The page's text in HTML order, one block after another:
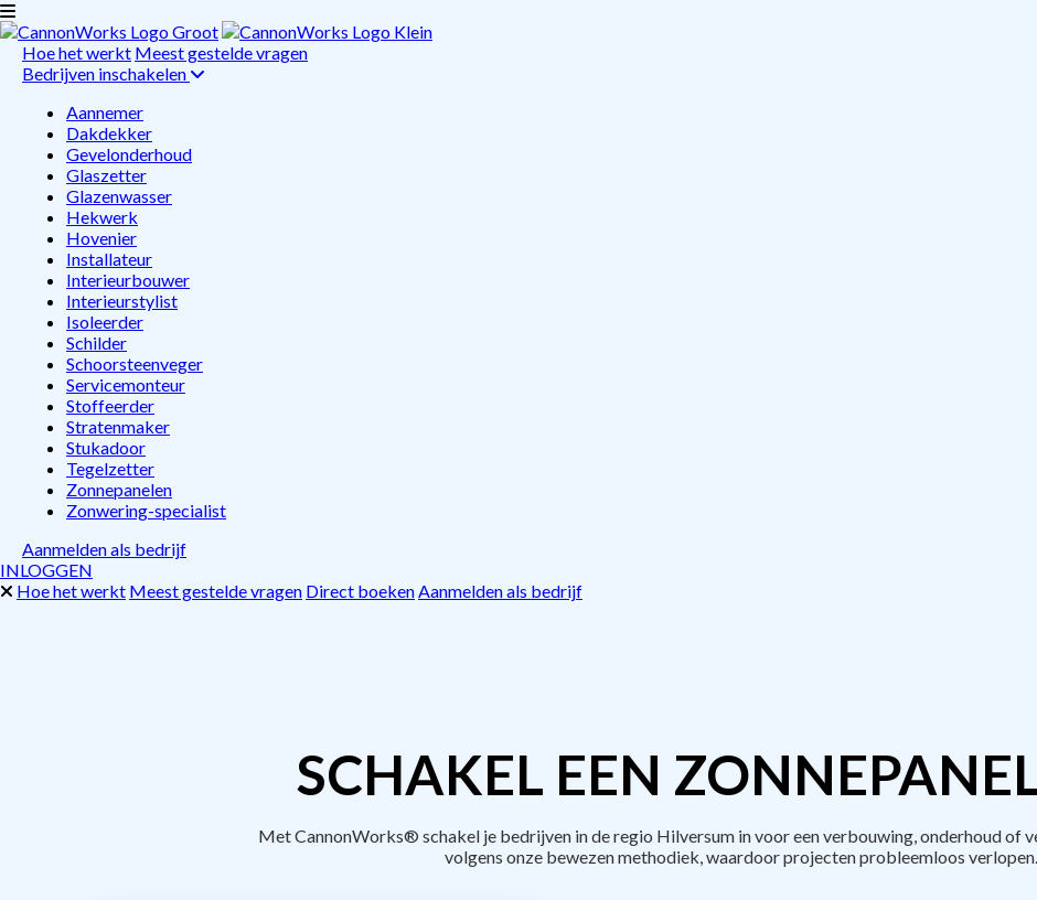
Hoe het werkt Meest gestelde vragen
Bedrijven inschakelen
Aannemer
Dakdekker
Gevelonderhoud
Glaszetter
Glazenwasser
Hekwerk
Hovenier
Installateur
Interieurbouwer
Interieurstylist
Isoleerder
Schilder
Schoorsteenveger
Servicemonteur
Stoffeerder
Stratenmaker
Stukadoor
Tegelzetter
Zonnepanelen
Zonwering-specialist
Aanmelden als bedrijf
INLOGGEN
Hoe het werkt Meest gestelde vragen Direct boekenAanmelden als bedrijf
SCHAKEL EEN
Met CannonWorks® schakel je bedrijven in de regio Hilversum in voor een verbouwing, onderhoud of
volgens onze bewezen methodiek, waardoor projecten probleemloos verlopen.